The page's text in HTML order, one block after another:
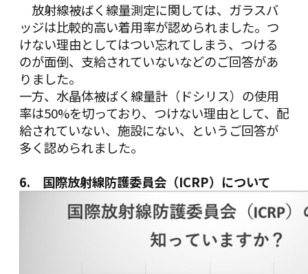
放射線被ばく線量測定に関しては、ガラスバ
ッジは比較的高い着用率が認められました。つ
けない理由としてはつい忘れてしまう、つける
のが面倒、支給されていないなどのご回答があ
りました。
一方、水晶体被ばく線量計（ドシリス）の使用
率は50%を切っており、つけない理由として、配
給されていない、施設にない、というご回答が
多く認められました。
6. 国際放射線防護委員会（ICRP）について